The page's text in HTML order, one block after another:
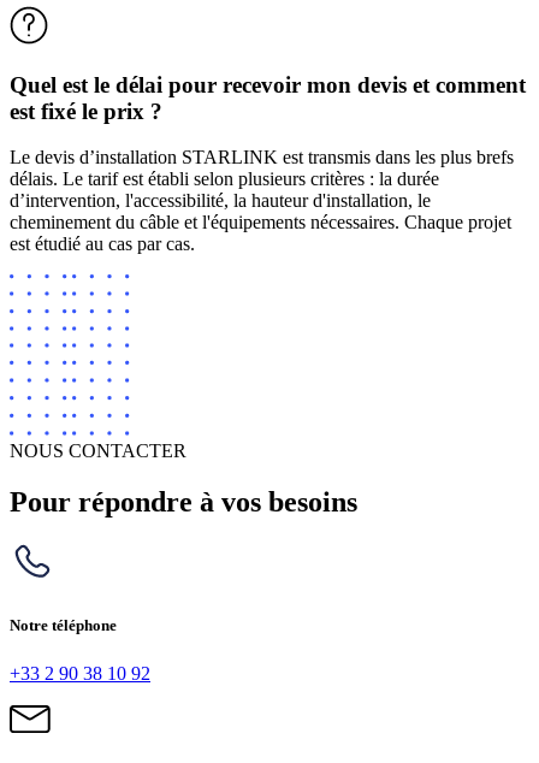
Quel est le délai pour recevoir mon devis et comment
est fixé le prix ?
Le devis d’installation STARLINK est transmis dans les plus brefs
délais. Le tarif est établi selon plusieurs critères : la durée
d’intervention, l'accessibilité, la hauteur d'installation, le
cheminement du câble et l'équipements nécessaires. Chaque projet
est étudié au cas par cas.
NOUS CONTACTER
Pour répondre à vos besoins
Notre téléphone
+33 2 90 38 10 92